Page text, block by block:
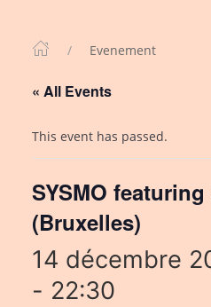
Evenement
« All Events
This event has passed.
SYSMO featuring
(Bruxelles)
14 décembre
- 22:30